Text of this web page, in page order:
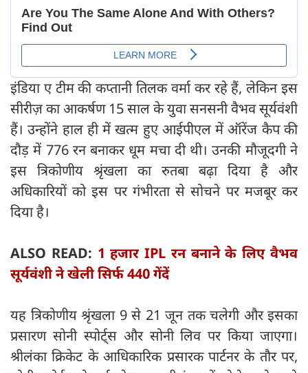
इंडिया ए टीम की कप्तानी तिलक वर्मा कर रहे हैं, लेकिन इस
सीरीज़ का आकर्षण 15 साल के युवा सनसनी वैभव सूर्यवंशी
हैं। उन्होंने हाल ही में खत्म हुए आईपीएल में ऑरेंज कैप की
दौड़ में 776 रन बनाकर धूम मचा दी थी। उनकी मौजूदगी ने
इस त्रिकोणीय श्रृंखला का रुतबा बढ़ा दिया है और
अधिकारियों को इस पर गंभीरता से सोचने पर मजबूर कर
दिया है।
ALSO READ: 1 हजार IPL रन बनाने के लिए वैभव
सूर्यवंशी ने खेली सिर्फ 440 गेंदें
यह त्रिकोणीय श्रृंखला 9 से 21 जून तक चलेगी और इसका
प्रसारण सोनी स्पोर्ट्स और सोनी लिव पर किया जाएगा।
श्रीलंका क्रिकेट के आधिकारिक प्रसारक पार्टनर के तौर पर,